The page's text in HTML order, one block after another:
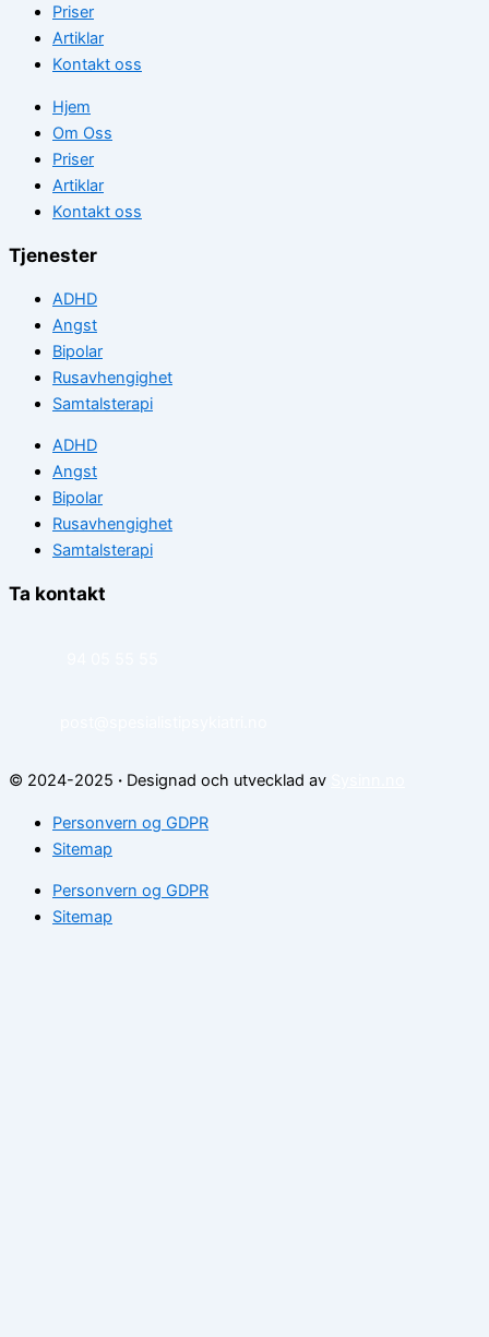
Priser
Artiklar
Kontakt oss
Hjem
Om Oss
Priser
Artiklar
Kontakt oss
Tjenester
ADHD
Angst
Bipolar
Rusavhengighet
Samtalsterapi
ADHD
Angst
Bipolar
Rusavhengighet
Samtalsterapi
Ta kontakt
© 2024-2025 · Designad och utvecklad av
Personvern og GDPR
Sitemap
Personvern og GDPR
Sitemap